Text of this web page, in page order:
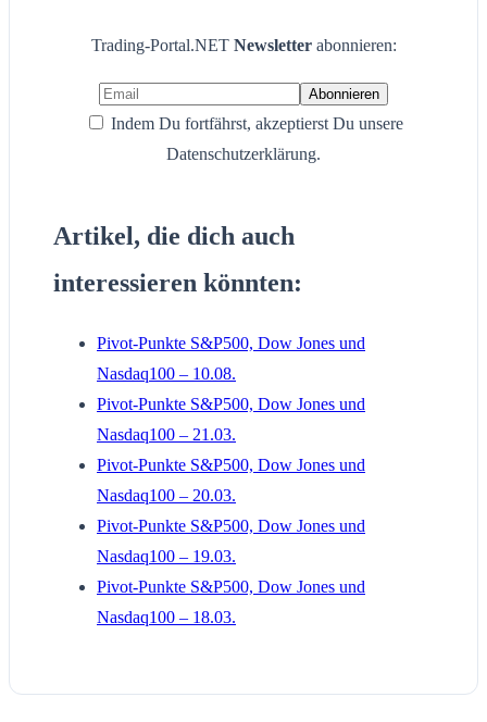
Trading-Portal.NET Newsletter abonnieren:
Indem Du fortfährst, akzeptierst Du unsere
Datenschutzerklärung.
Artikel, die dich auch
interessieren könnten:
Pivot-Punkte S&P500, Dow Jones und
Nasdaq100 – 10.08.
Pivot-Punkte S&P500, Dow Jones und
Nasdaq100 – 21.03.
Pivot-Punkte S&P500, Dow Jones und
Nasdaq100 – 20.03.
Pivot-Punkte S&P500, Dow Jones und
Nasdaq100 – 19.03.
Pivot-Punkte S&P500, Dow Jones und
Nasdaq100 – 18.03.